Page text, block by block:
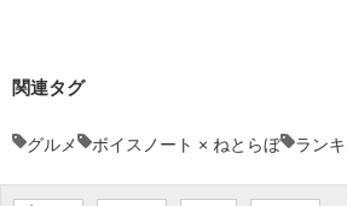
関連タグ
グルメ ボイスノート × ねとらぼ ラン